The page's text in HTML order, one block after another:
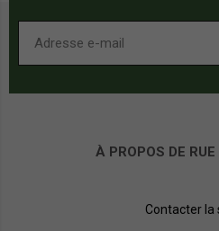
À PROPOS DE
Contacter la